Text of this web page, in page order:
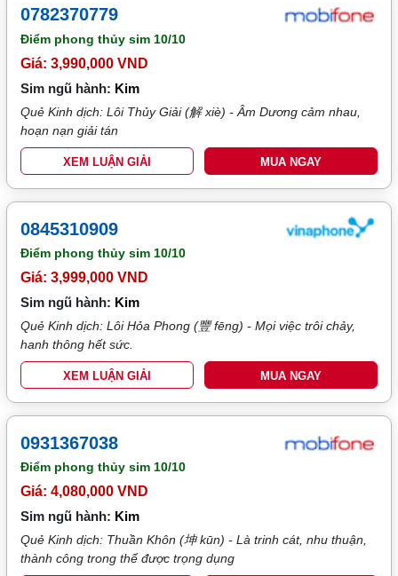
0782370779
Điểm phong thủy sim 10/10
Giá: 3,990,000 VND
Sim ngũ hành: Kim
Quẻ Kinh dịch: Lôi Thủy Giải (解 xiè) - Âm Dương cảm nhau,
hoạn nạn giải tán
XEM LUẬN GIẢI MUA NGAY
0845310909
Điểm phong thủy sim 10/10
Giá: 3,999,000 VND
Sim ngũ hành: Kim
Quẻ Kinh dịch: Lôi Hỏa Phong (豐 fēng) - Mọi việc trôi chảy,
hanh thông hết sức.
XEM LUẬN GIẢI MUA NGAY
0931367038
Điểm phong thủy sim10/10
Giá: 4,080,000 VND
Sim ngũ hành: Kim
Quẻ Kinh dịch: Thuần Khôn (坤 kūn) - Là trinh cát, nhu thuận,
thành công trong thế được trọng dụng